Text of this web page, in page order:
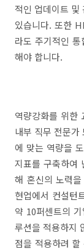
적인 업데이트 및
있습니다. 또한
라도 주기적인
해야 합니다.
역량강화를 위한
내부 직무 전문가
에 맞는 역량을
지표를 구축하여
해 혼신의 노력
현업에서 컨설턴
약 10퍼센트의
루션을 적용하지
점을 적용하려